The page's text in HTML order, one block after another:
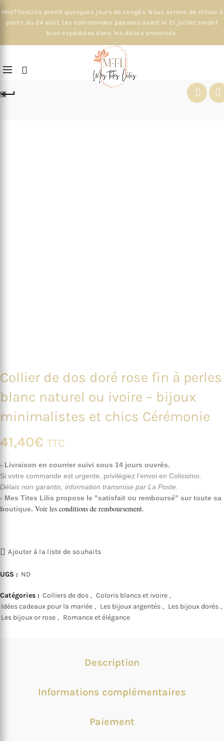
MesTitesLilis prend quelques jours de congés. Nous serons de retour à
partir du 24 août. Les commandes passées avant le 21 juillet seront
bien expédiées dans les délais annoncés.
Collier de dos doré rose fin à perles
blanc naturel ou ivoire – bijoux
minimalistes et chics Cérémonie
41,40€ TTC
- Livraison en courrier suivi sous 14 jours ouvrés.
Si votre commande est urgente, privilégiez l’envoi en Colissimo.
Délais non garantis, information transmise par La Poste.
- Mes Tites Lilis propose le "satisfait ou remboursé" sur toute sa
boutique. Voir les conditions de remboursement.
Ajouter à la liste de souhaits
UGS : ND
Catégories : Colliers de dos , Coloris blancs et ivoire ,
Idées cadeaux pour la mariée , Les bijoux argentés , Les bijoux dorés ,
Les bijoux or rose , Romance et élégance
Description
Informations complémentaires
Paiement